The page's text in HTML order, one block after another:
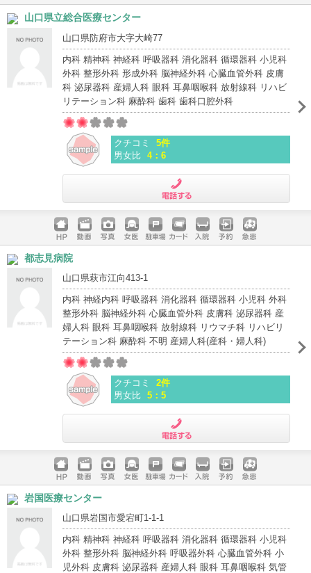
ホームペ
ージ
動画 写真 女医 駐車場
クレジッ
入院 予約 急患
山口県立総合医療センター
山口県防府市大字大崎77
内科 精神科 神経科 呼吸器科 消化器科 循環器科 小児科
外科 整形外科 形成外科 脳神経外科 心臓血管外科 皮膚
科 泌尿器科 産婦人科 眼科 耳鼻咽喉科 放射線科 リハビ
リテーション科 麻酔科 歯科 歯科口腔外科
クチコミ
5件
男女比 4：6
ホームペ
ージ
動画 写真 女医 駐車場
クレジッ
入院 予約 急患
都志見病院
山口県萩市江向413-1
内科 神経内科 呼吸器科 消化器科 循環器科 小児科 外科
整形外科 脳神経外科 心臓血管外科 皮膚科 泌尿器科 産
婦人科 眼科 耳鼻咽喉科 放射線科 リウマチ科 リハビリ
テーション科 麻酔科 不明 産婦人科(産科・婦人科)
クチコミ
2件
男女比 5：5
ホームペ
ージ
動画 写真 女医 駐車場
クレジッ
入院 予約 急患
岩国医療センター
山口県岩国市愛宕町1-1-1
内科 精神科 神経科 呼吸器科 消化器科 循環器科 小児科
外科 整形外科 脳神経外科 呼吸器外科 心臓血管外科 小
児外科 皮膚科 泌尿器科 産婦人科 眼科 耳鼻咽喉科 気管